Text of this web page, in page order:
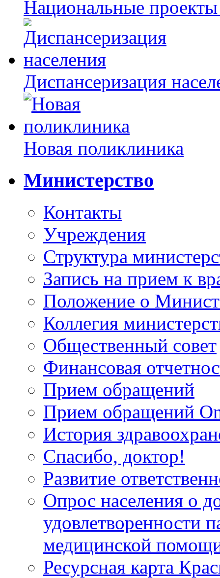
Национальные
Диспансеризация
Новая поликлиника
Министерство
Контакты
Учреждения
Структура
Запись на прием к
Положение о
Коллегия
Общественный совет
Финансовая
Прием обращений
Прием обращений
История
Спасибо, доктор!
Развитие
Опрос населения о
удовлетворенности
медицинской
Ресурсная карта